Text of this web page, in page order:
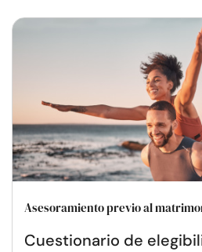
Asesoramiento previo al
Cuestionario de